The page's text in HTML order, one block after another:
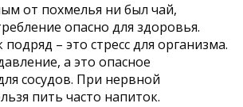
от похмелья ни был чай,
опасно для здоровья.
– это стресс для организма.
а это опасное
сосудов. При нервной
пить часто напиток.